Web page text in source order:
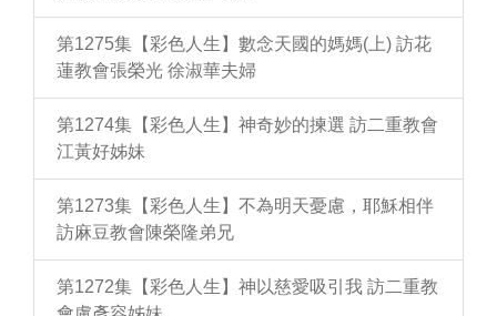
第1275集【彩色人生】數念天國的媽媽(上) 訪花
蓮教會張榮光 徐淑華夫婦
第1274集【彩色人生】神奇妙的揀選 訪二重教會
江黃好姊妹
第1273集【彩色人生】不為明天憂慮，耶穌相伴
訪麻豆教會陳榮隆弟兄
第1272集【彩色人生】神以慈愛吸引我 訪二重教